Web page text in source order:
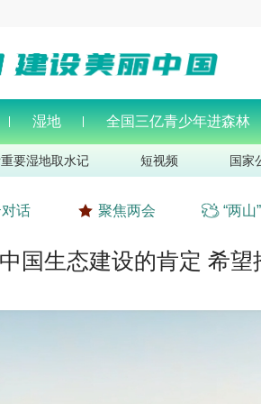
湿地 全国三亿青少年进森林
要湿地取水记 短视频 国家
话 聚焦两会 “两山
国生态建设的肯定 希